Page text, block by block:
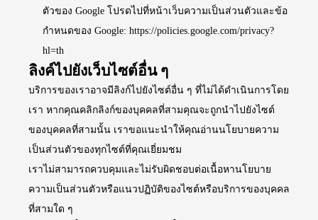
ตัวของ Google โปรดไปที่หน้าเว็บความเป็นส่วนตัวและข้อ
กำหนดของ Google: https://policies.google.com/privacy?
hl=th
ลิงค์ไปยังเว็บไซต์อื่น ๆ
บริการของเราอาจมีลิงก์ไปยังไซต์อื่น ๆ ที่ไม่ได้ดำเนินการโดย
เรา หากคุณคลิกลิงก์ของบุคคลที่สามคุณจะถูกนำไปยังไซต์
ของบุคคลที่สามนั้น เราขอแนะนำให้คุณอ่านนโยบายความ
เป็นส่วนตัวของทุกไซต์ที่คุณเยี่ยมชม
เราไม่สามารถควบคุมและไม่รับผิดชอบต่อเนื้อหานโยบาย
ความเป็นส่วนตัวหรือแนวปฏิบัติของไซต์หรือบริการของบุคคล
ที่สามใด ๆ